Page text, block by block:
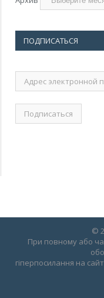
ПОДПИСАТЬСЯ
Адрес
электронной
©
При повному або
гіперпосилання на